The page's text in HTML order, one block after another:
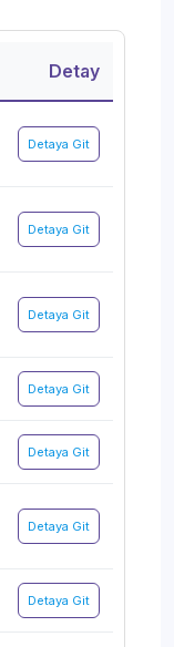
Detay
Detaya Git
Detaya Git
Detaya Git
Detaya Git
Detaya Git
Detaya Git
Detaya Git